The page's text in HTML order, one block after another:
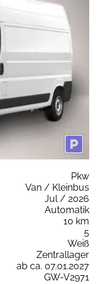
Pkw
Van / Kleinbus
Jul / 2026
Automatik
10 km
5
Weiß
Zentrallager
ab ca. 07.01.2027
GW-V2971